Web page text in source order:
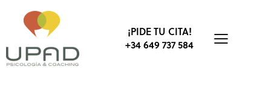
¡PIDE TU CITA!
+34 649 737 584